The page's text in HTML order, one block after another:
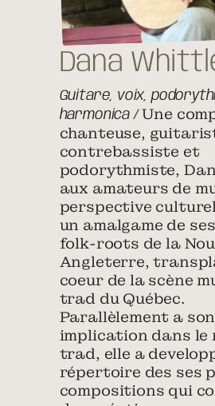
Dana
Guitare, voix,
harmonica /Une
chanteuse,
contrebassiste et
podorythmiste,
aux amateurs de
perspective
un amalgame de
folk-roots de la
Angleterre,
coeur de la scène
trad du Québec.
Parallèlement a son
implication dans le
trad, elle a
répertoire des ses
compositions qui